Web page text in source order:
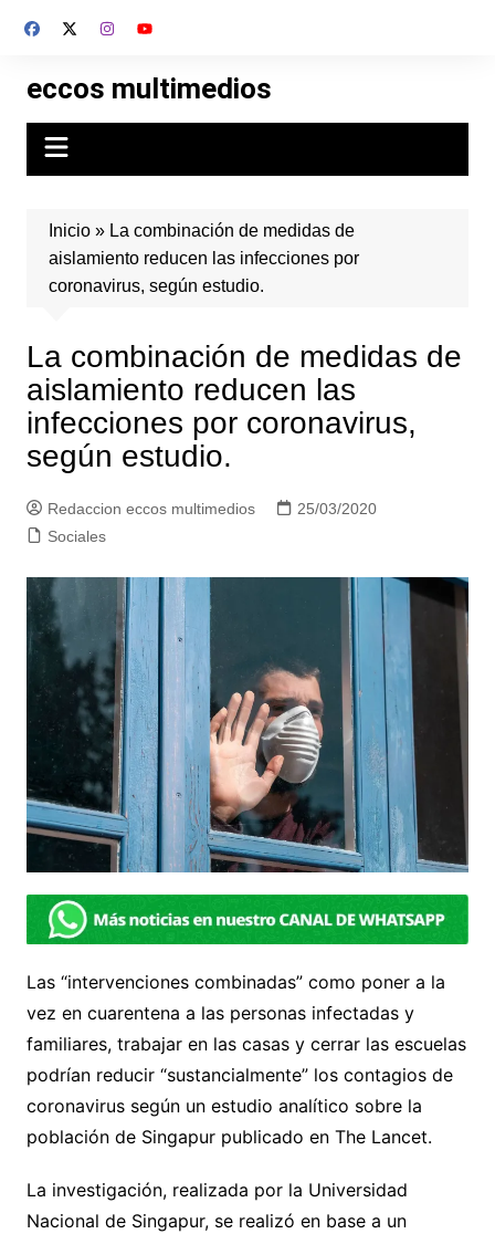
eccos multimedios
Inicio» La combinación de medidas de
aislamiento reducen las infecciones por
coronavirus, según estudio.
La combinación de medidas de
aislamiento reducen las
infecciones por coronavirus,
según estudio.
Redaccion eccos multimedios
25/03/2020
Sociales
Las “intervenciones combinadas” como poner a la
vez en cuarentena a las personas infectadas y
familiares, trabajar en las casas y cerrar las escuelas
podrían reducir “sustancialmente” los contagios de
coronavirus según un estudio analítico sobre la
población de Singapur publicado en The Lancet.
La investigación, realizada por la Universidad
Nacional de Singapur, se realizó en base a un